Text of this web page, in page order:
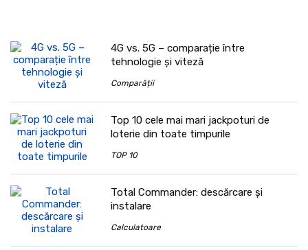
4G vs. 5G – comparație între
tehnologie și viteză
Comparății
Top 10 cele mai mari jackpoturi de
loterie din toate timpurile
TOP 10
Total Commander: descărcare și
instalare
Calculatoare